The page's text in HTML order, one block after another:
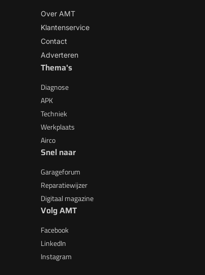
Over AMT
Klantenservice
Contact
Adverteren
Thema's
Diagnose
APK
Techniek
Werkplaats
Airco
Snel naar
Garageforum
Reparatiewijzer
Digitaal magazine
Volg AMT
Facebook
LinkedIn
Instagram